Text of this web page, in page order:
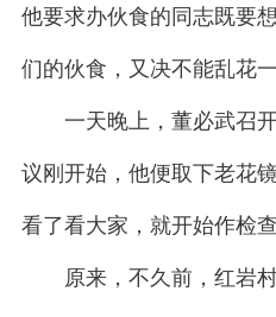
他要求办伙食的同志既要
们的伙食，又决不能乱花一
一天晚上，董必武召开
议刚开始，他便取下老花
看了看大家，就开始作检查
原来，不久前，红岩村